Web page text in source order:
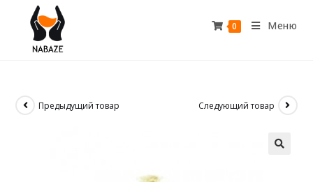
0 Меню
Предыдущий товар Следующий товар